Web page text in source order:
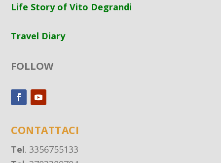
Life Story of Vito Degrandi
Travel Diary
FOLLOW
CONTATTACI
Tel. 3356755133